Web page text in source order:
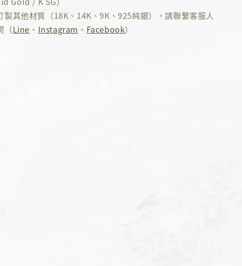
製其他材質（18K、14K、9K、925純銀），請聯繫客服人
（Line 、 Instagram 、 Facebook）